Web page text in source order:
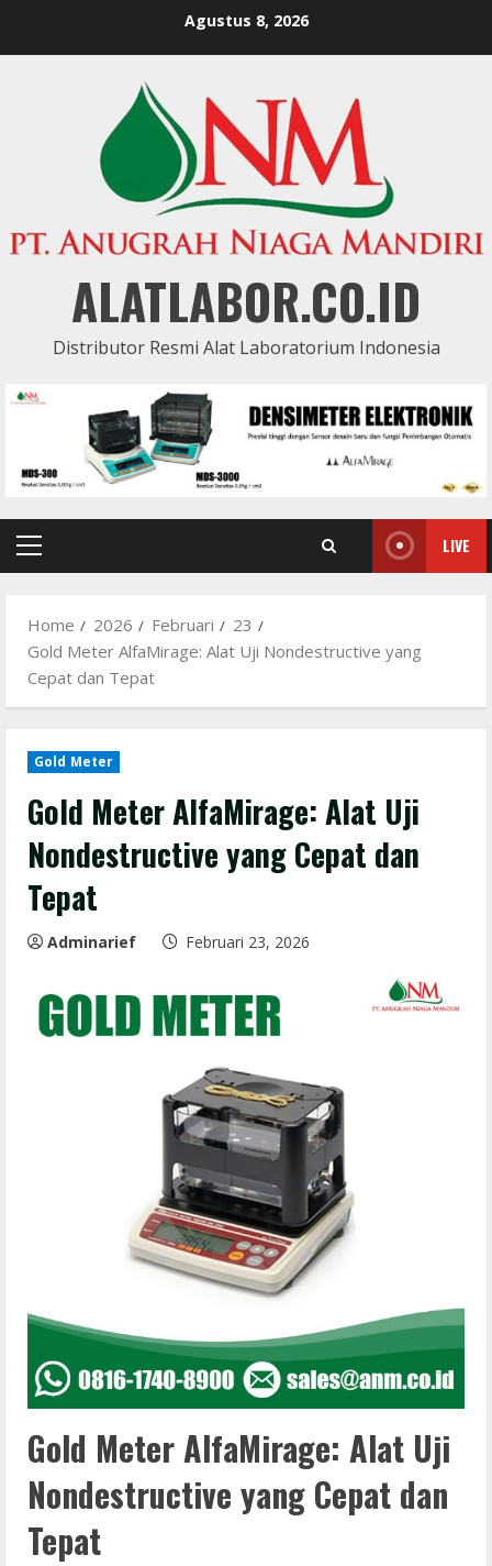
Agustus 8, 2026
ALATLABOR.CO.ID
Distributor Resmi Alat Laboratorium Indonesia
Primary
LIVE
Home 2026 Februari
23
Gold Meter AlfaMirage: Alat Uji Nondestructive yang
Cepat dan Tepat
Gold Meter
Gold Meter AlfaMirage: Alat Uji
Nondestructive yang Cepat dan
Tepat
Adminarief Februari 23, 2026
Gold Meter AlfaMirage: Alat Uji
Nondestructive yang Cepat dan
Tepat